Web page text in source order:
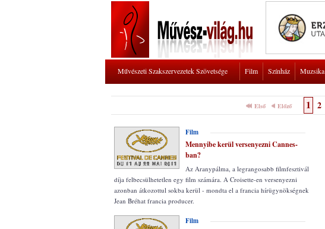
Művészeti Szakszervezetek Szövetsége Film Színház Muzsika
Első Előző 1 2
Film
Mennyibe kerül versenyezni Cannes-
ban?
Az Aranypálma, a legrangosabb filmfesztivál
díja felbecsülhetetlen egy film számára. A Croisette-en versenyezni
azonban átkozottul sokba kerül - mondta el a francia hírügynökségnek
Jean Bréhat francia producer.
Film